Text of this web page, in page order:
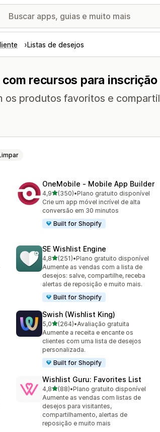
Listas de desejos
recursos para inscrição
os produtos favoritos e
OneMobile ‑ Mobile App Builder
4,9de 5 estrelas
(350)
350 avaliações ao todo
•Plano gratuito disponível
Crie um app móvel incrível de alta
conversão em 30 minutos
Built for Shopify
SE Wishlist Engine
4,8de 5 estrelas
(251)
251 avaliações ao todo
•Plano gratuito disponível
Aumente as vendas com a lista de
desejos: salve, compartilhe, receba
alertas de reposição e muito mais.
Built for Shopify
Swish (Wishlist King)
5,0de 5 estrelas
(264)
264 avaliações ao todo
•Avaliação gratuita
Aumente a receita e encante os
clientes com uma lista de desejos
personalizada.
Built for Shopify
Wishlist Guru: Favorites List
4,8de 5 estrelas
(88)
88 avaliações ao todo
•Plano gratuito disponível
Aumente as vendas com listas de
desejos para visitantes,
compartilhamento, alertas de
reposição e muito mais